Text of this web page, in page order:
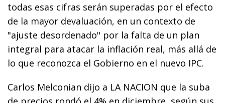
todas esas cifras serán superadas por el efecto
de la mayor devaluación, en un contexto de
"ajuste desordenado" por la falta de un plan
integral para atacar la inflación real, más allá de
lo que reconozca el Gobierno en el nuevo IPC.
Carlos Melconian dijo a LA NACION que la suba